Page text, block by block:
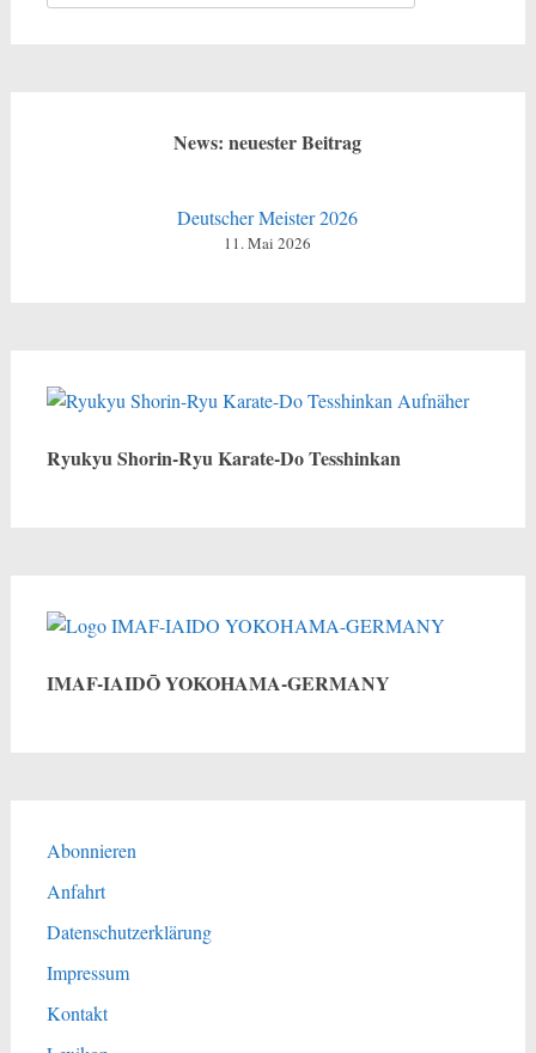
nach:
News: neuester Beitrag
Deutscher Meister 2026
11. Mai 2026
Ryukyu Shorin-Ryu Karate-Do Tesshinkan
IMAF-IAIDŌ YOKOHAMA-GERMANY
Abonnieren
Anfahrt
Datenschutzerklärung
Impressum
Kontakt